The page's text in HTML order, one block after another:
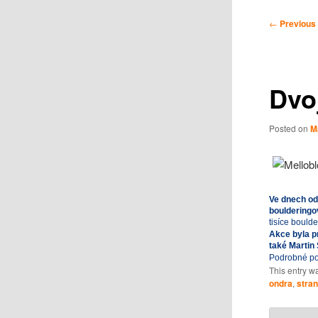
Post
← Previous
Posted on
Ve dnech
tisíce
Akce byla
také Martin
Podrobné
This entry
ondra,